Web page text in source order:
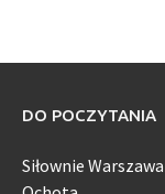
DO POCZYTANIA
Siłownie